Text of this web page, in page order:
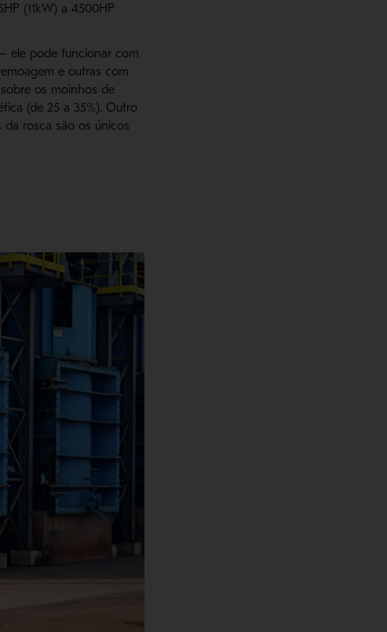
(11kW) a 4500HP
ele pode funcionar com
e outras com
os moinhos de
(de 25 a 35%). Outro
da rosca são os únicos